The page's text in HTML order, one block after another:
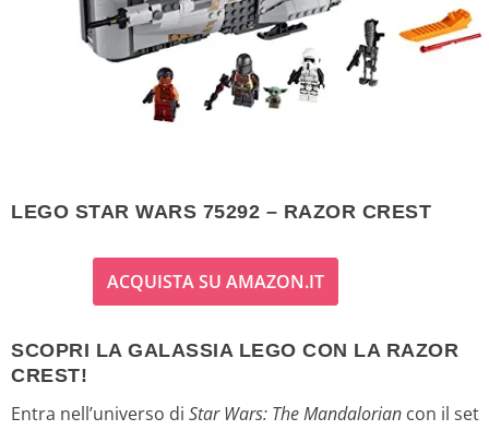
LEGO STAR WARS 75292 – RAZOR CREST
ACQUISTA SU AMAZON.IT
SCOPRI LA GALASSIA LEGO CON LA RAZOR
CREST!
Entra nell’universo di Star Wars: The Mandalorian con il set